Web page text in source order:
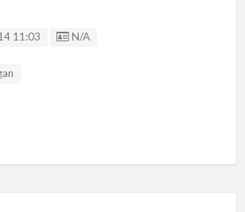
11:03 Listing ID
N/A